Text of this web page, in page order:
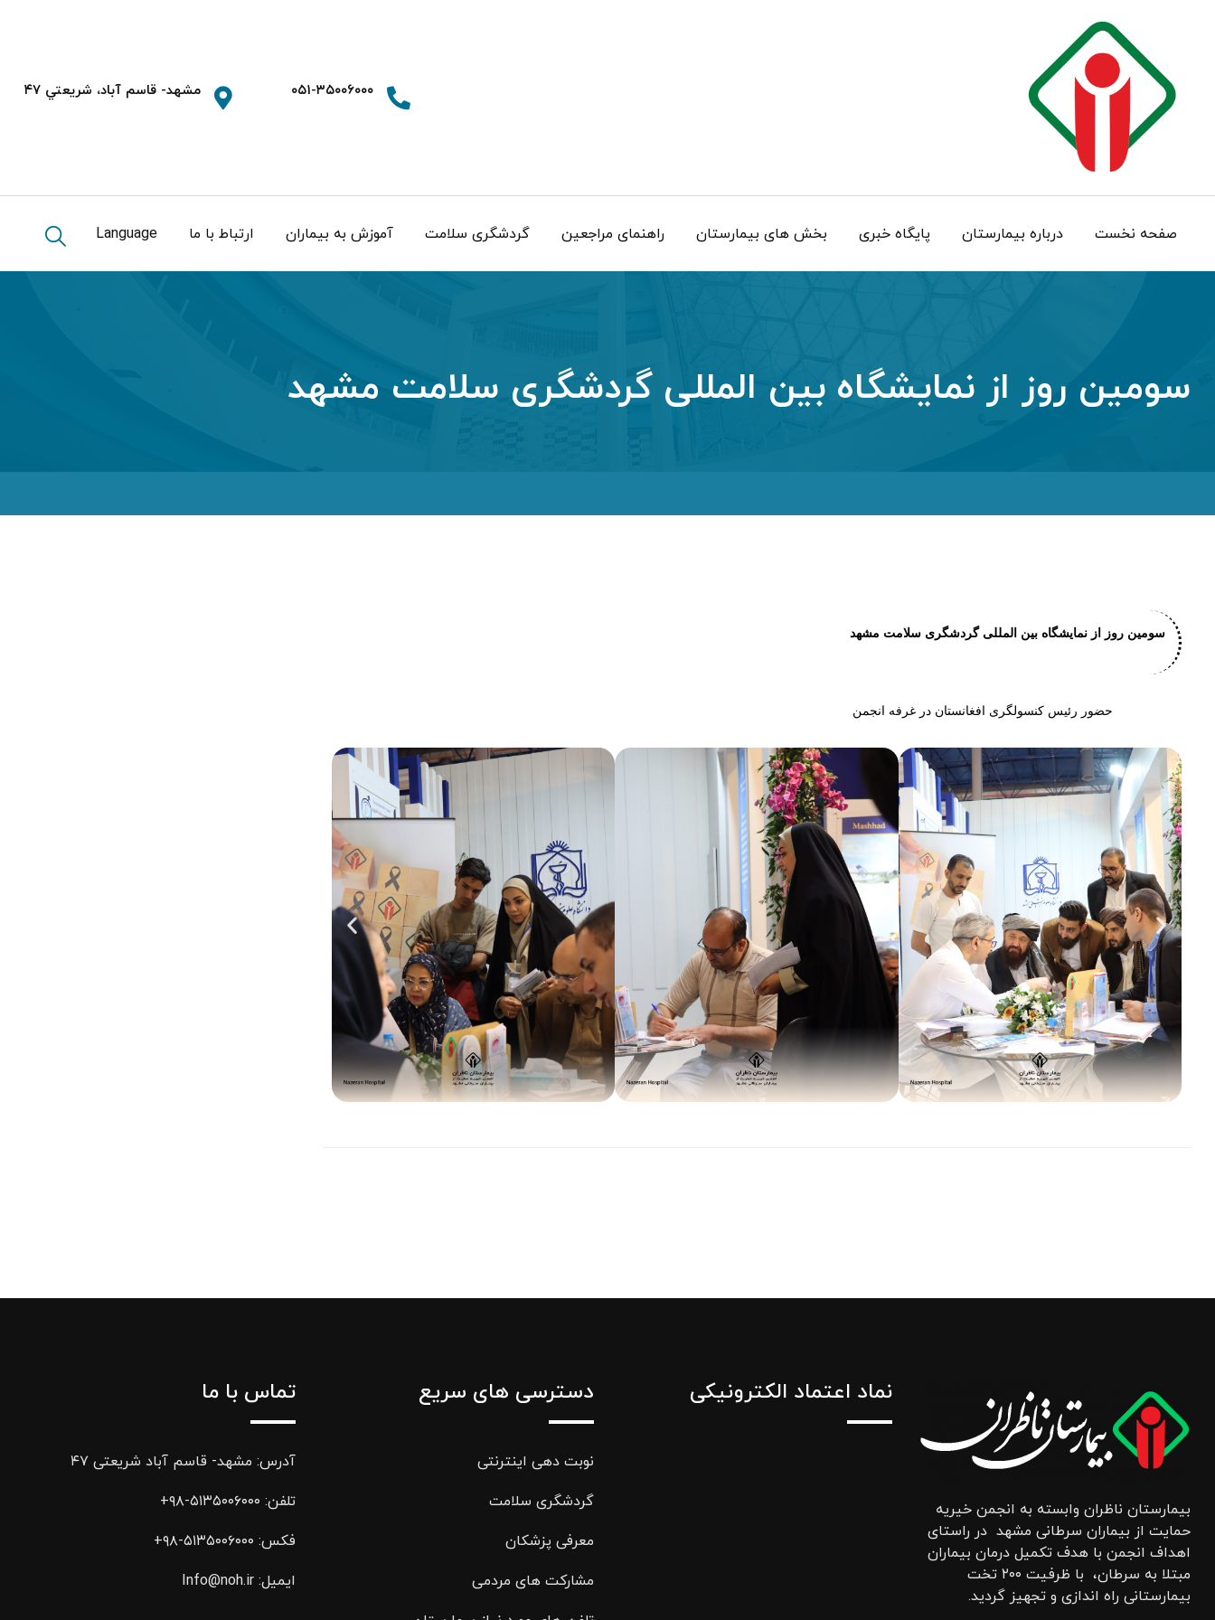
۰۵۱-۳۵۰۰۶۰۰۰ مشهد- قاسم آباد، شريعتي ۴۷
صفحه نخست درباره بيمارستان پایگاه خبری بخش های بیمارستان راهنمای مراجعین گردشگری سلامت آموزش به بیماران ارتباط با ما Language
سومین روز از نمایشگاه بین المللی گردشگری سلامت مشهد
سومین روز از نمایشگاه بین المللی گردشگری سلامت مشهد
حضور رئیس کنسولگری افغانستان در غرفه انجمن
بیمارستان ناظران وابسته به انجمن خیریه
حمایت از بیماران سرطانی مشهد در راستای
اهداف انجمن با هدف تکمیل درمان بیماران
مبتلا به سرطان، با ظرفیت ۲۰۰ تخت
بیمارستانی راه اندازی و تجهیز گردید.
نماد اعتماد الکترونیکی دسترسی های سریع
نوبت دهی اینترنتی
گردشگری سلامت
معرفی پزشکان
مشارکت های مردمی
تماس با ما
آدرس: مشهد- قاسم آباد شریعتی ۴۷
تلفن: ۵۱۳۵۰۰۶۰۰۰-۹۸+
فکس: ۵۱۳۵۰۰۶۰۰۰-۹۸+
ایمیل: Info@noh.ir